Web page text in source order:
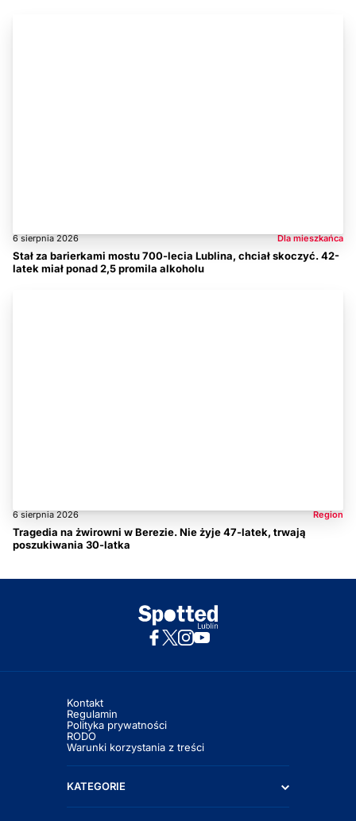
6 sierpnia 2026 Dla mieszkańca
Stał za barierkami mostu 700-lecia Lublina, chciał skoczyć. 42-
latek miał ponad 2,5 promila alkoholu
6 sierpnia 2026 Region
Tragedia na żwirowni w Berezie. Nie żyje 47-latek, trwają
poszukiwania 30-latka
KATEGORIE
Kontakt
Regulamin
Polityka prywatności
RODO
Warunki korzystania z treści